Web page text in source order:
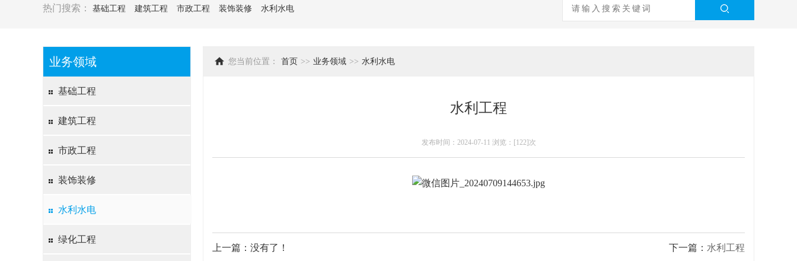
热门搜索： 基础工程 建筑工程 市政工程 装饰装修 水利水电
业务领域
基础工程
建筑工程
市政工程
装饰装修
水利水电
绿化工程
您当前位置： 首页 >> 业务领域 >> 水利水电
水利工程
发布时间：2024-07-11 浏览：[122]次
下一篇： 水利工程
上一篇：没有了！